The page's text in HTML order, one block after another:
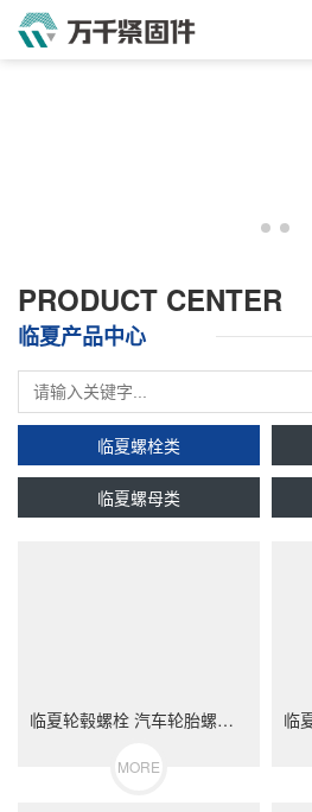
PRODUCT CENTER
临夏产品中心
临夏螺栓类
临夏螺母类
临夏轮毂螺栓 汽车轮胎螺丝 不锈钢（304/316）碳钢 合金钢
MORE